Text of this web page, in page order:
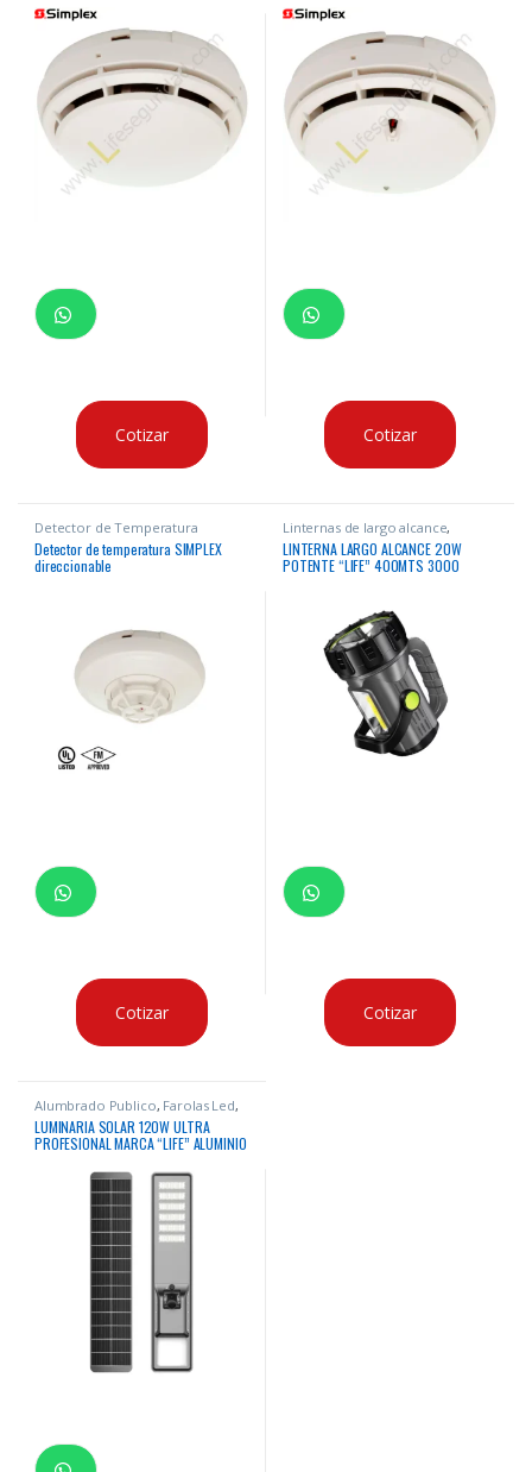
Cotizar Cotizar
Detector de Temperatura
Detector de temperatura SIMPLEX
direccionable
Cotizar
Linternas de largo alcance,
Linternas Recargables
LINTERNA LARGO ALCANCE 20W
POTENTE “LIFE” 400MTS 3000
EMERGENCIA USB RESISTENTE CAIDA
2MTS Y A LLUVIAS
Cotizar
Alumbrado Publico, Farolas Led,
Luminarias para Parques,
Luminarias para parques,
Luminarias Solares,Pastorales
LUMINARIA SOLAR 120W ULTRA
PROFESIONAL MARCA “LIFE” ALUMINIO
BATERIA LIFEPO IK09 IP66 -25ºC a
60ºC SENSOR DE MOVIMIENTO
1890x395x103MTS